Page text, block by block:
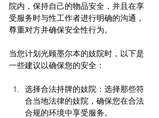
院内，保持自己的物品安全，并且在享
受服务时与性工作者进行明确的沟通，
尊重对方并确保安全性行为。
当您计划光顾墨尔本的妓院时，以下是
选择合法持牌的妓院：选择那些符
合当地法律的妓院，确保您在合法
合规的环境中享受服务。